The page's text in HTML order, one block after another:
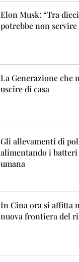
Elon Musk: “Tra
potrebbe non servire
La Generazione che
uscire di casa
Gli allevamenti di
alimentando i
umana
In Cina ora si affitta
nuova frontiera del